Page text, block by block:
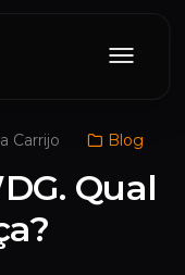
Carrijo Blog
Qual